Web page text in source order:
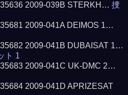
35636 2009-039B STERKH…捜
2009-041A DEIMOS 1…
2009-041B DUBAISAT 1…
ト 1
2009-041C UK-DMC 2…
2009-041D APRIZESAT